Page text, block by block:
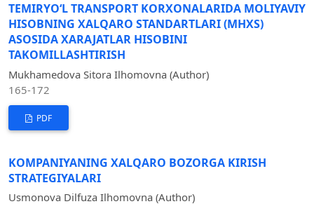
TEMIRYO‘L TRANSPORT KORXONALARIDA MOLIYAVIY
HISOBNING XALQARO STANDARTLARI (MHXS)
ASOSIDA XARAJATLAR HISOBINI
TAKOMILLASHTIRISH
Mukhamedova Sitora Ilhomovna (Author)
165-172
PDF
KOMPANIYANING XALQARO BOZORGA KIRISH
STRATEGIYALARI
Usmonova Dilfuza Ilhomovna (Author)